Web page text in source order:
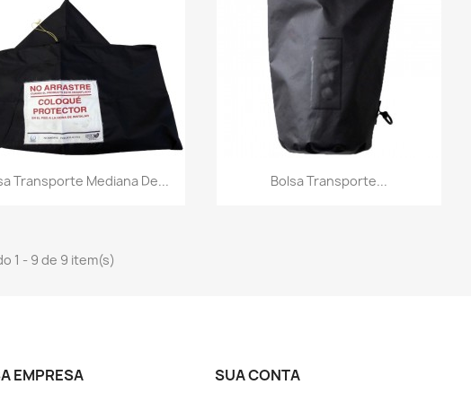
Visualização rápida
Transporte Mediana De... Visualização rápida
Bolsa Transporte...
1 - 9 de 9 item(s)
EMPRESA SUA CONTA